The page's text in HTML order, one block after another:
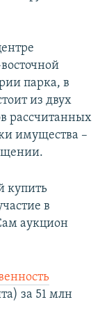
парка, в
из двух
рассчитанных
имущества –
купить
в
аукцион
за 51 млн